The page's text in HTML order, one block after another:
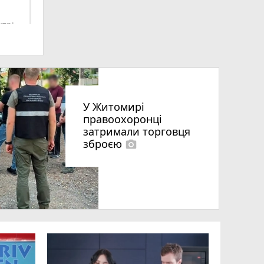
У Житомирі
правоохоронці
затримали торговця
зброєю photo_camera